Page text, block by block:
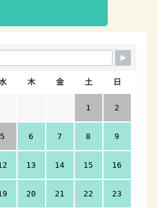
木 金 土 日
1 2
5 6 7 8 9
13 14 15 16
20 21 22 23